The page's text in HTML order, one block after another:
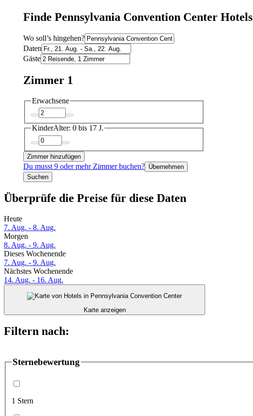
Finde Pennsylvania Convention Center Hotels
Wo soll’s hingehen?
Daten
Gäste
Zimmer 1
Erwachsene
KinderAlter: 0 bis 17 J.
Zimmer hinzufügen
Du musst 9 oder mehr Zimmer buchen? Übernehmen
Suchen
Überprüfe die Preise für diese Daten
Heute
7. Aug. - 8. Aug.
Morgen
8. Aug. - 9. Aug.
Dieses Wochenende
7. Aug. - 9. Aug.
Nächstes Wochenende
14. Aug. - 16. Aug.
Karte anzeigen
Filtern nach:
Sternebewertung
1 Stern